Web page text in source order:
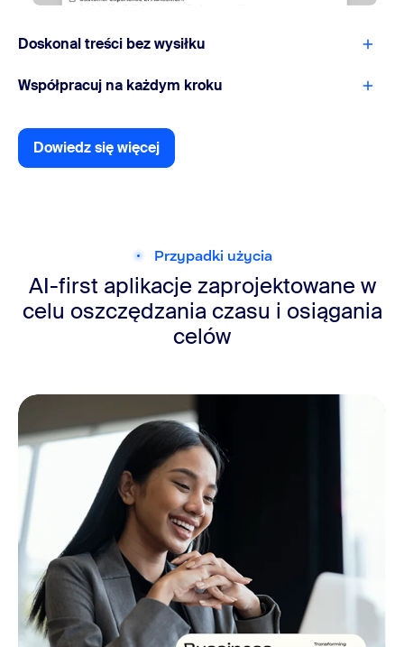
Doskonal treści bez wysiłku
Współpracuj na każdym kroku
Dowiedz się więcej
Dowiedz się więcej
Przypadki użycia
AI-first aplikacje zaprojektowane w
celu oszczędzania czasu i osiągania
celów